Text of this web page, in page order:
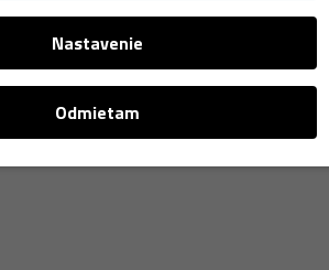
PREZERANÉ
Nastavenie
Odmietam